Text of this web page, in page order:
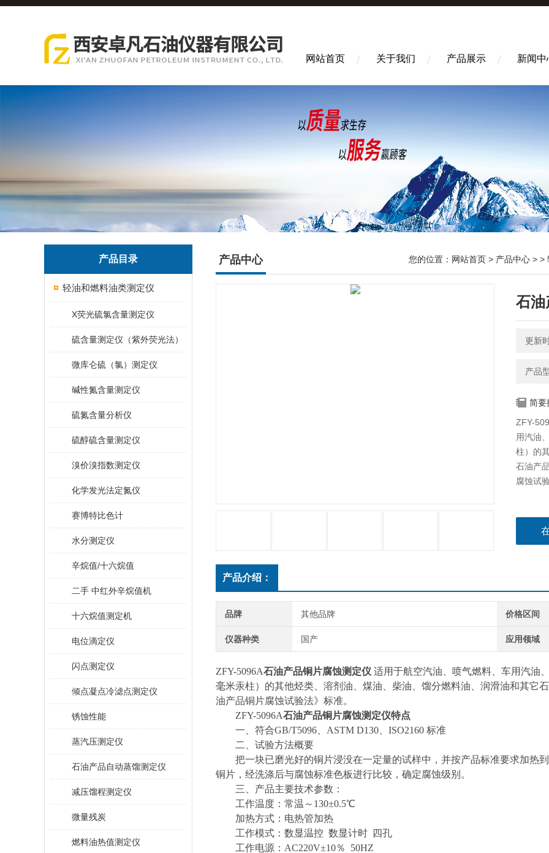
网站首页 关于我们 产品展示 新闻中
产品目录
轻油和燃料油类测定仪
X荧光硫氯含量测定仪
硫含量测定仪（紫外荧光法）
微库仑硫（氯）测定仪
碱性氮含量测定仪
硫氮含量分析仪
硫醇硫含量测定仪
溴价溴指数测定仪
化学发光法定氮仪
赛博特比色计
水分测定仪
辛烷值/十六烷值
二手 中红外辛烷值机
十六烷值测定机
电位滴定仪
闪点测定仪
倾点凝点冷滤点测定仪
锈蚀性能
蒸汽压测定仪
石油产品自动蒸馏测定仪
减压馏程测定仪
微量残炭
燃料油热值测定仪
产品中心 您的位置： 网站首页 > 产品中心 > >
石油
更新
产品
简要
ZFY-
用汽油
柱）的
石油产
腐蚀试
产品介绍：
品牌 其他品牌 价格区间
仪器种类 国产 应用领域
ZFY-5096A石油产品铜片腐蚀测定仪 适用于航空汽油、喷气燃料、车用汽油
毫米汞柱）的其他烃类、溶剂油、煤油、柴油、馏分燃料油、润滑油和其它
油产品铜片腐蚀试验法》标准。
ZFY-5096A石油产品铜片腐蚀测定仪特点
一、符合GB/T5096、ASTM D130、ISO2160 标准
二、试验方法概要
把一块已磨光好的铜片浸没在一定量的试样中，并按产品标准要求加热
铜片，经洗涤后与腐蚀标准色板进行比较，确定腐蚀级别。
三、产品主要技术参数：
工作温度：常温～130±0.5℃
加热方式：电热管加热
工作模式：数显温控 数显计时 四孔
工作电源：AC220V±10％ 50HZ